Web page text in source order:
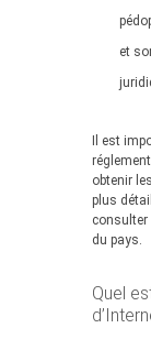
et
Il est
obtenir
plus
du pays.
Quel